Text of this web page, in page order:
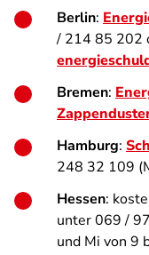
Berlin:
/ 214 85 202
Bremen:
Hamburg:
248 32 109
Hessen:
unter 069 /
und Mi von 9